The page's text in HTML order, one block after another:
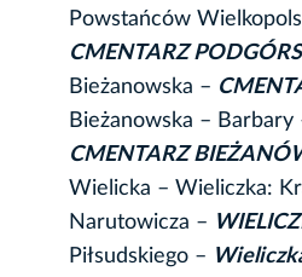
Powstańców
CMENTARZ
Bieżanowska –
Bieżanowska – Barbary
CMENTARZ
Wielicka – Wieliczka:
Narutowicza –
Piłsudskiego –